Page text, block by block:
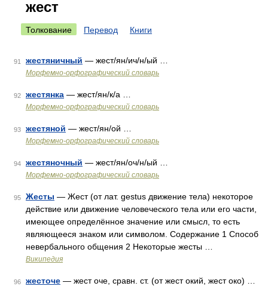
жест
Толкование Перевод Книги
91 жестяничный — жест/ян/ич/н/ый …
Морфемно-орфографический словарь
92 жестянка — жест/ян/к/а …
Морфемно-орфографический словарь
93 жестяной — жест/ян/ой …
Морфемно-орфографический словарь
94 жестяночный — жест/ян/оч/н/ый …
Морфемно-орфографический словарь
95 Жесты — Жест (от лат. gestus движение тела) некоторое
действие или движение человеческого тела или его части,
имеющее определённое значение или смысл, то есть
являющееся знаком или символом. Содержание 1 Способ
невербального общения 2 Некоторые жесты …
Википедия
96 жесточе — жест оче, сравн. ст. (от жест окий, жест око) …